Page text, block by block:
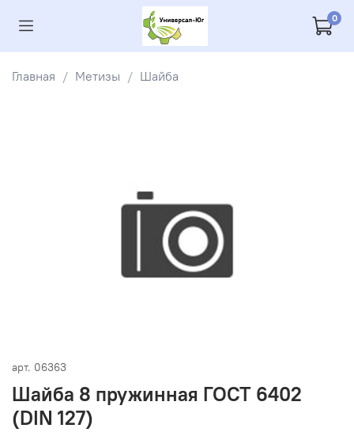
0
Главная Метизы Шайба
арт. 06363
Шайба 8 пружинная ГОСТ 6402
(DIN 127)